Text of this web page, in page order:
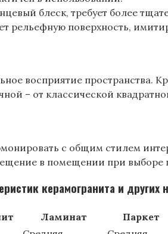
блеск, требует более
рельефную поверхность,
восприятие пространства.
– от классической
с общим стилем
в помещении при выборе
керамогранита и
Ламинат Паркет